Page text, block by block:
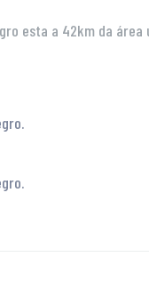
esta a 42km da